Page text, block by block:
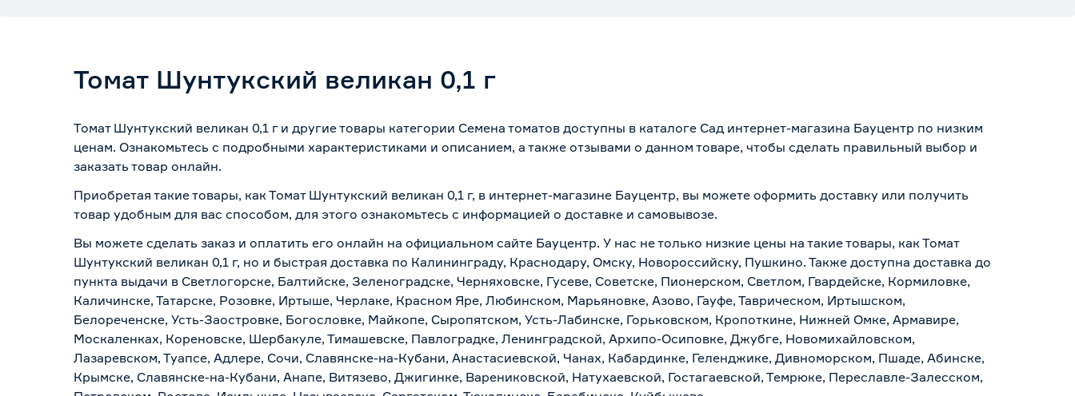
Томат Шунтукский великан 0,1 г
Томат Шунтукский великан 0,1 г и другие товары категории Семена томатов доступны в каталоге Сад интернет-магазина Бауцентр по низким
ценам. Ознакомьтесь с подробными характеристиками и описанием, а также отзывами о данном товаре, чтобы сделать правильный выбор и
заказать товар онлайн.
Приобретая такие товары, как Томат Шунтукский великан 0,1 г, в интернет-магазине Бауцентр, вы можете оформить доставку или получить
товар удобным для вас способом, для этого ознакомьтесь с информацией о доставке и самовывозе.
Вы можете сделать заказ и оплатить его онлайн на официальном сайте Бауцентр. У нас не только низкие цены на такие товары, как Томат
Шунтукский великан 0,1 г, но и быстрая доставка по Калининграду, Краснодару, Омску, Новороссийску, Пушкино. Также доступна доставка до
пункта выдачи в Светлогорске, Балтийске, Зеленоградске, Черняховске, Гусеве, Советске, Пионерском, Светлом, Гвардейске, Кормиловке,
Каличинске, Татарске, Розовке, Иртыше, Черлаке, Красном Яре, Любинском, Марьяновке, Азово, Гауфе, Таврическом, Иртышском,
Белореченске, Усть-Заостровке, Богословке, Майкопе, Сыропятском, Усть-Лабинске, Горьковском, Кропоткине, Нижней Омке, Армавире,
Москаленках, Кореновске, Шербакуле, Тимашевске, Павлоградке, Ленинградской, Архипо-Осиповке, Джубге, Новомихайловском,
Лазаревском, Туапсе, Адлере, Сочи, Славянске-на-Кубани, Анастасиевской, Чанах, Кабардинке, Геленджике, Дивноморском, Пшаде, Абинске,
Крымске, Славянске-на-Кубани, Анапе, Витязево, Джигинке, Варениковской, Натухаевской, Гостагаевской, Темрюке, Переславле-Залесском,